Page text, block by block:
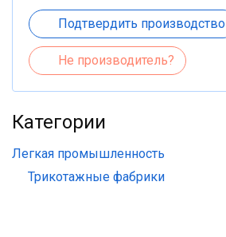
Подтвердить производство
Не производитель?
Категории
Легкая промышленность
Трикотажные фабрики